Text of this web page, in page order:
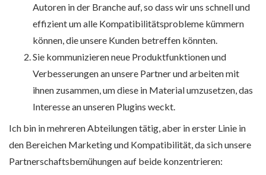
Autoren in der Branche auf, so dass wir uns schnell und
effizient um alle Kompatibilitätsprobleme kümmern
können, die unsere Kunden betreffen könnten.
Sie kommunizieren neue Produktfunktionen und
Verbesserungen an unsere Partner und arbeiten mit
ihnen zusammen, um diese in Material umzusetzen, das
Interesse an unseren Plugins weckt.
Ich bin in mehreren Abteilungen tätig, aber in erster Linie in
den Bereichen Marketing und Kompatibilität, da sich unsere
Partnerschaftsbemühungen auf beide konzentrieren: